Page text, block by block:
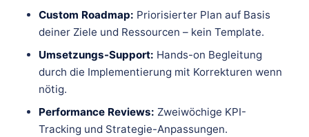
Custom Roadmap: Priorisierter Plan auf Basis
deiner Ziele und Ressourcen – kein Template.
Umsetzungs-Support: Hands-on Begleitung
durch die Implementierung mit Korrekturen wenn
nötig.
Performance Reviews: Zweiwöchige KPI-
Tracking und Strategie-Anpassungen.